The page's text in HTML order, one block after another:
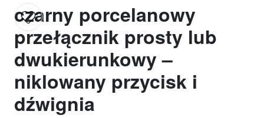
czarny porcelanowy
przełącznik prosty lub
dwukierunkowy –
niklowany przycisk i
dźwignia